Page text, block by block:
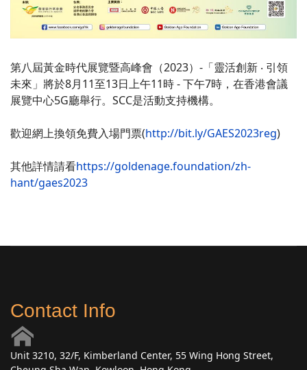
第八屆黃金時代展覽暨高峰會（2023）-「靈活創新 ‧ 引領
未來」將於8月11至13日上午11時 - 下午7時，在香港會議
展覽中心5G廳舉行。SCC是活動支持機構。
歡迎網上換領免費入場門票(http://bit.ly/GAES2023reg)
其他詳情請看https://goldenage.foundation/zh-
hant/gaes2023
Contact Info
Unit 3210, 32/F, Kimberland Center, 55 Wing Hong Street,